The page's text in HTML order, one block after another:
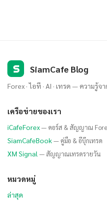
S SiamCafe Blog
Forex · ไอที · AI · เทรด — ความ
เครือข่ายของเรา
iCafeForex— คอร์ส & สัญญาณ
SiamCafeBook— คู่มือ & อีบุ๊กเทรด
XM Signal — สัญญาณเทรดรายวัน
หมวดหมู่
ล่าสุด